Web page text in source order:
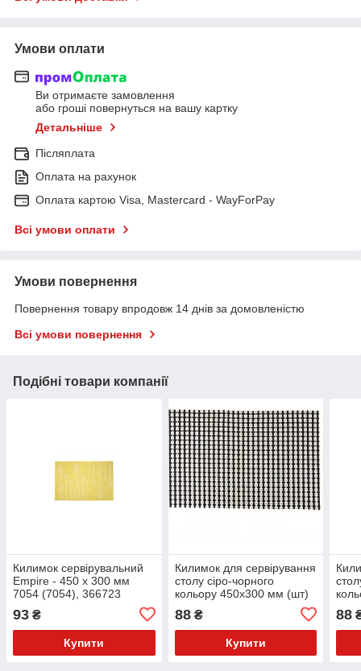
Умови оплати
Ви отримаєте замовлення
або гроші повернуться на вашу картку
Детальніше
Післяплата
Оплата на рахунок
Оплата картою Visa, Mastercard - WayForPay
Всі умови оплати
Умови повернення
Повернення товару впродовж 14 днів за домовленістю
Всі умови повернення
Подібні товари компанії
Килимок сервірувальний
Empire - 450 x 300 мм
7054 (7054), 366723
93 ₴
Купити
Килимок для сервірування
столу сіро-чорного
кольору 450х300 мм (шт)
88₴
Купити
88